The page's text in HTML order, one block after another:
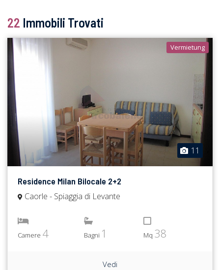
22 Immobili Trovati
Vermietung
11
Residence Milan Bilocale 2+2
Caorle - Spiaggia di Levante
Camere 4 Bagni 1 Mq 38
Vedi